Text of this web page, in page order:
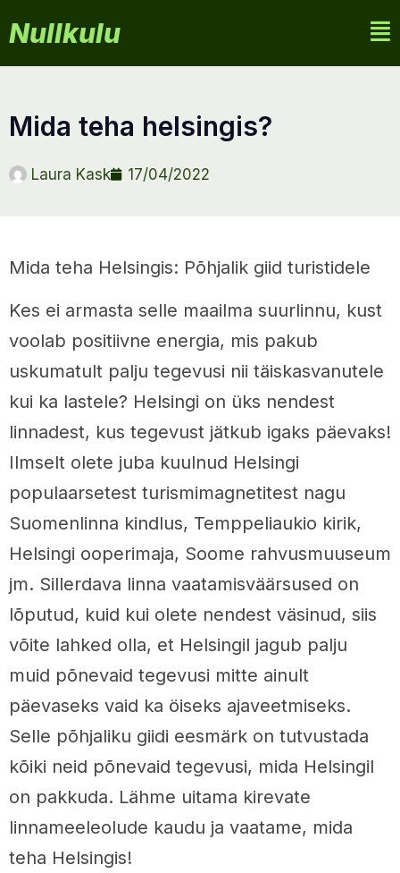
Nullkulu
mida teha helsingis?
Laura Kask 17/04/2022
Mida teha Helsingis: Põhjalik giid turistidele
Kes ei armasta selle maailma suurlinnu, kust
voolab positiivne energia, mis pakub
uskumatult palju tegevusi nii täiskasvanutele
kui ka lastele? Helsingi on üks nendest
linnadest, kus tegevust jätkub igaks päevaks!
Ilmselt olete juba kuulnud Helsingi
populaarsetest turismimagnetitest nagu
Suomenlinna kindlus, Temppeliaukio kirik,
Helsingi ooperimaja, Soome rahvusmuuseum
jm. Sillerdava linna vaatamisväärsused on
lõputud, kuid kui olete nendest väsinud, siis
võite lahked olla, et Helsingil jagub palju
muid põnevaid tegevusi mitte ainult
päevaseks vaid ka öiseks ajaveetmiseks.
Selle põhjaliku giidi eesmärk on tutvustada
kõiki neid põnevaid tegevusi, mida Helsingil
on pakkuda. Lähme uitama kirevate
linnameeleolude kaudu ja vaatame, mida
teha Helsingis!